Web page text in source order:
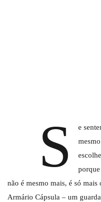
S
e
não é mesmo mais, é só
Armário Cápsula – um